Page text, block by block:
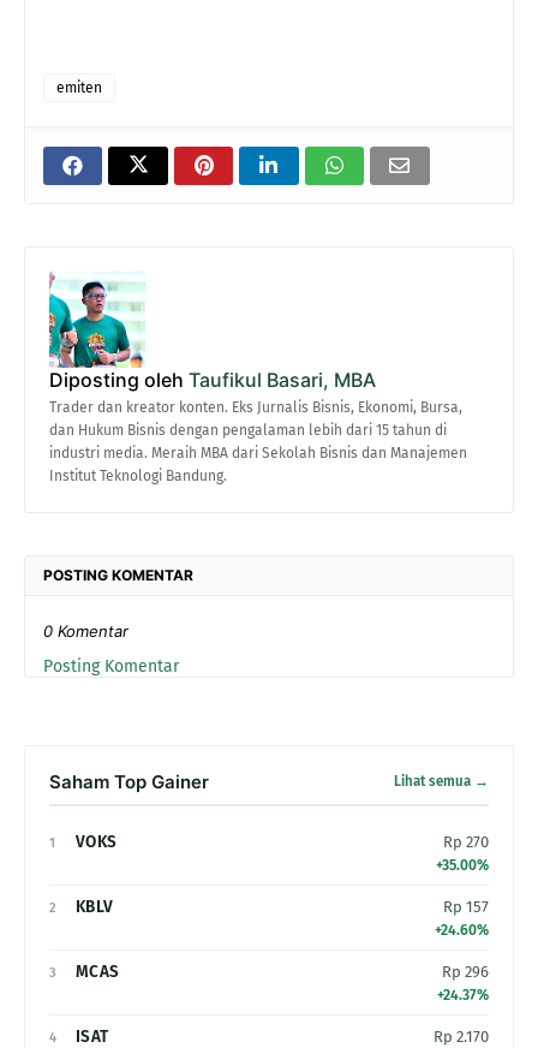
emiten
Diposting oleh Taufikul Basari, MBA
Trader dan kreator konten. Eks Jurnalis Bisnis, Ekonomi, Bursa,
dan Hukum Bisnis dengan pengalaman lebih dari 15 tahun di
industri media. Meraih MBA dari Sekolah Bisnis dan Manajemen
Institut Teknologi Bandung.
POSTING KOMENTAR
0 Komentar
Posting Komentar
Saham Top Gainer Lihat semua →
1 VOKS Rp 270
+35.00%
2 KBLV Rp 157
+24.60%
3 MCAS Rp 296
+24.37%
4 ISAT Rp 2.170